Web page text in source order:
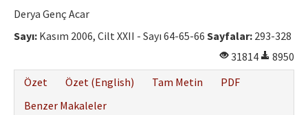
Derya Genç Acar
Sayı: Kasım 2006, Cilt XXII - Sayı 64-65-66 Sayfalar: 293-328
31814
8950
Özet
Özet (English) Tam Metin
PDF
Benzer Makaleler